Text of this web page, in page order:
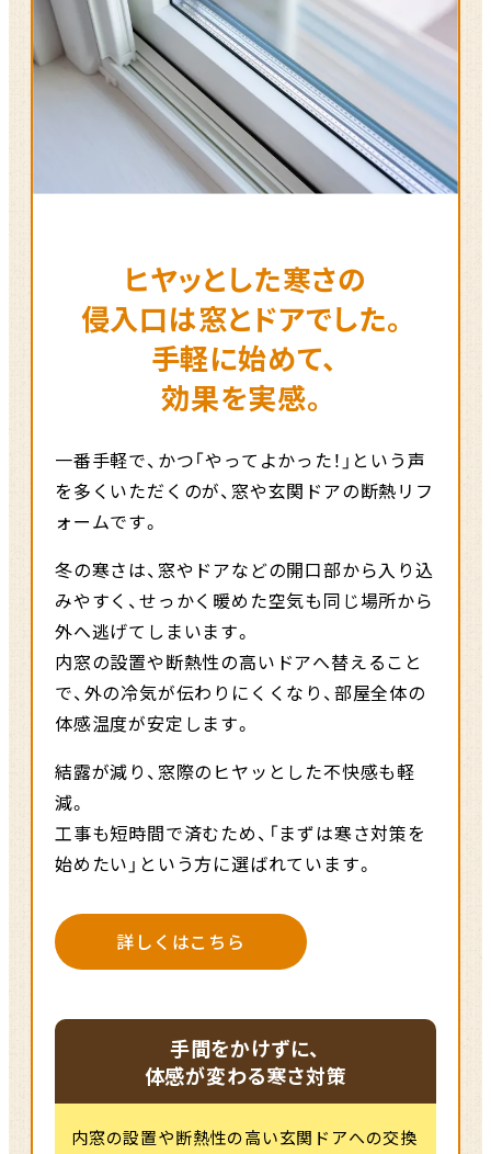
ヒヤッとした寒さの
侵入口は窓とドアでした。
手軽に始めて、
効果を実感。
一番手軽で、かつ「やってよかった！」という声
を多くいただくのが、窓や玄関ドアの断熱リフ
ォームです。
冬の寒さは、窓やドアなどの開口部から入り込
みやすく、 せっかく暖めた空気も同じ場所から
外へ逃げてしまいます。
内窓の設置や断熱性の高いドアへ替えること
で、外の冷気が伝わりにくくなり、 部屋全体の
体感温度が安定します。
結露が減り、窓際のヒヤッとした不快感も軽
減。
工事も短時間で済むため、「まずは寒さ対策を
始めたい」という方に選ばれています。
詳しくはこちら
手間をかけずに、
体感が変わる寒さ対策
内窓の設置や断熱性の高い玄関ドアへの交換